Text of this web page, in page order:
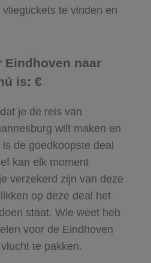
te vinden en
Eindhoven naar
is: €
je de reis van
wilt maken en
de goedkoopste deal
kan elk moment
verzekerd zijn van deze
op deze deal het
staat. Wie weet heb
voor de Eindhoven
te pakken.